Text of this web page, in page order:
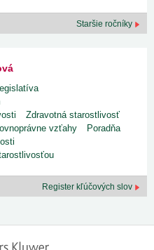
Staršie ročníky
Zdravotná starostlivosť
vzťahy
Poradňa
Register kľúčových slov